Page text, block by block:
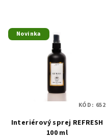
Novinka
Interiérový sprej REFRESH
100 ml
KÓD: 652